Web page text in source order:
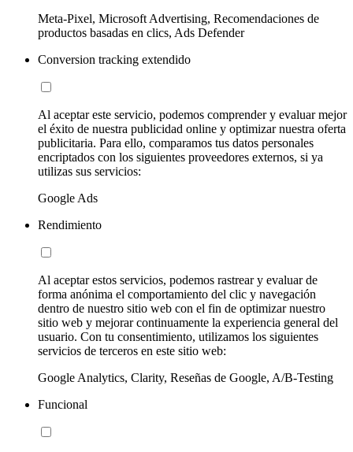
Meta-Pixel, Microsoft Advertising, Recomendaciones de
productos basadas en clics, Ads Defender
Conversion tracking extendido
Al aceptar este servicio, podemos comprender y evaluar mejor
el éxito de nuestra publicidad online y optimizar nuestra oferta
publicitaria. Para ello, comparamos tus datos personales
encriptados con los siguientes proveedores externos, si ya
utilizas sus servicios:
Google Ads
Rendimiento
Al aceptar estos servicios, podemos rastrear y evaluar de
forma anónima el comportamiento del clic y navegación
dentro de nuestro sitio web con el fin de optimizar nuestro
sitio web y mejorar continuamente la experiencia general del
usuario. Con tu consentimiento, utilizamos los siguientes
servicios de terceros en este sitio web:
Google Analytics, Clarity, Reseñas de Google, A/B-Testing
Funcional